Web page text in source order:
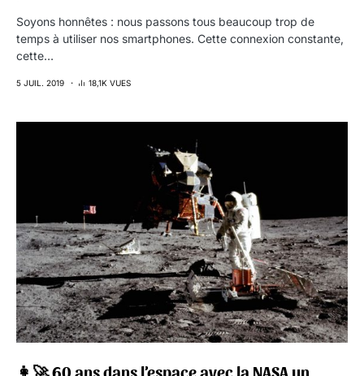
Soyons honnêtes : nous passons tous beaucoup trop de
temps à utiliser nos smartphones. Cette connexion constante,
cette…
5 JUIL. 2019 18,1K VUES
👩‍🚀 60 ans dans l’espace avec la NASA un